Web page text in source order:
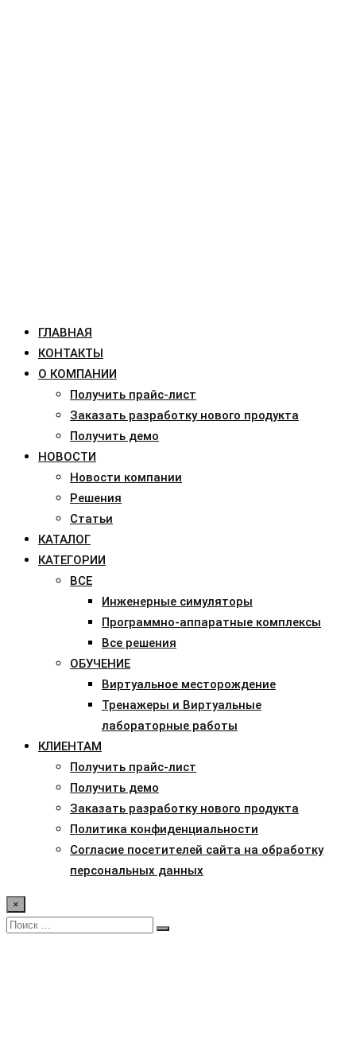
ГЛАВНАЯ
КОНТАКТЫ
О КОМПАНИИ
Получить прайс-лист
Заказать разработку нового продукта
Получить демо
НОВОСТИ
Новости компании
Решения
Статьи
КАТАЛОГ
КАТЕГОРИИ
ВСЕ
Инженерные симуляторы
Программно-аппаратные комплексы
Все решения
ОБУЧЕНИЕ
Виртуальное месторождение
Тренажеры и Виртуальные
лабораторные работы
КЛИЕНТАМ
Получить прайс-лист
Получить демо
Заказать разработку нового продукта
Политика конфиденциальности
Согласие посетителей сайта на обработку
персональных данных
×